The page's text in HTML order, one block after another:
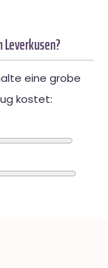
eine grobe
kostet: